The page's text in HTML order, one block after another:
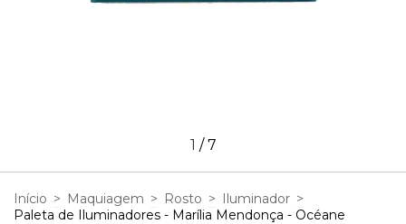
1 /7
Início > Maquiagem > Rosto > Iluminador >
Paleta de Iluminadores - Marília Mendonça - Océane